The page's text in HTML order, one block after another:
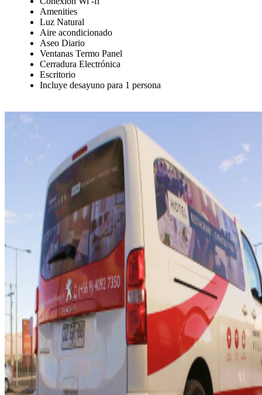
Amenities
Luz Natural
Aire acondicionado
Aseo Diario
Ventanas Termo Panel
Cerradura Electrónica
Escritorio
Incluye desayuno para 1 persona